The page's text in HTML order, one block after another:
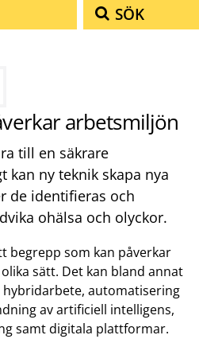
SÖK
arbetsmiljön
till en säkrare
kan ny teknik skapa nya
de identifieras och
ohälsa och olyckor.
begrepp som kan påverkar
sätt. Det kan bland annat
automatisering
av artificiell intelligens,
samt digitala plattformar.